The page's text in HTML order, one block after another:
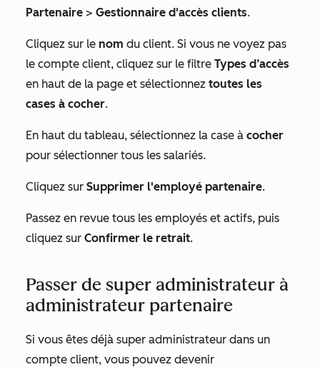
Partenaire > Gestionnaire d'accès clients.
Cliquez sur le nom du client. Si vous ne voyez pas
le compte client, cliquez sur le filtre Types d’accès
en haut de la page et sélectionnez toutes les
cases à cocher.
En haut du tableau, sélectionnez la case à cocher
pour sélectionner tous les salariés.
Cliquez sur Supprimer l'employé partenaire.
Passez en revue tous les employés et actifs, puis
cliquez sur Confirmer le retrait.
Passer de super administrateur à
administrateur partenaire
Si vous êtes déjà super administrateur dans un
compte client, vous pouvez devenir